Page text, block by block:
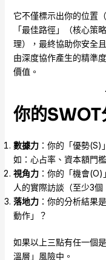
它不僅標示出你的位置
「最佳路徑」（核心策
理），最終協助你安全
由深度協作產生的精準
價值。
你的SWOT
數據力：你的「優勢(S)
如：心占率、資本額門
視角力：你的「機會(O)
人的實際訪談（至少3個
落地力：你的分析結果
動作」？
如果以上三點有任一個
溫層」風險中。